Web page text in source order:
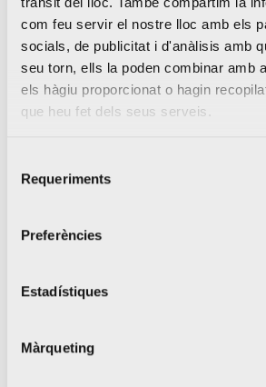
com feu servir el nostre lloc amb els
socials, de publicitat i d'anàlisis amb
seu torn, ells la poden combinar amb
els hàgiu proporcionat o hagin
que heu fet dels seus serveis.
Requeriments
Preferències
Estadístiques
Màrqueting
Marató amb Serrano» a
Notícies relacionades